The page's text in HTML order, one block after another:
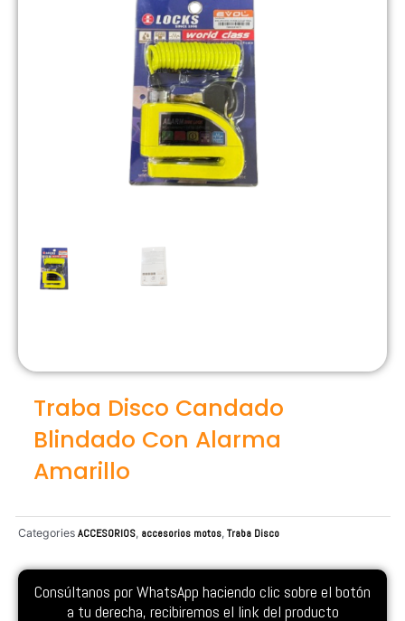
Traba Disco Candado
Blindado Con Alarma
Amarillo
Categories ACCESORIOS, accesorios motos, Traba Disco
Consúltanos por WhatsApp haciendo clic sobre el botón
a tu derecha, recibiremos el link del producto